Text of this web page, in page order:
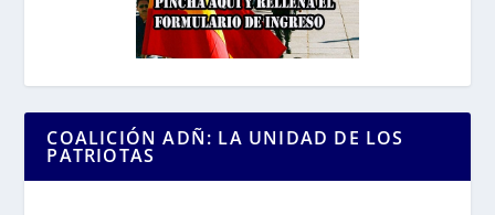
COALICIÓN ADÑ: LA UNIDAD DE LOS
PATRIOTAS